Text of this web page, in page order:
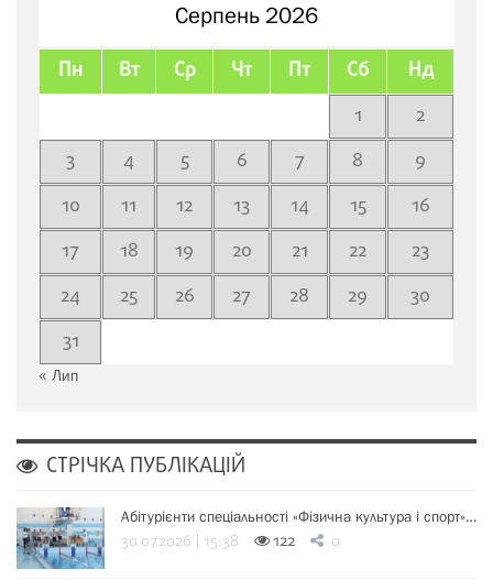
Серпень 2026
Пн Вт Ср Чт Пт Сб Нд
1
2
3
4 5 6 7 8
9
10
11 12 13 14 15
16
17
18 19 20 21 22
23
24
25 26 27 28 29
30
31
« Лип
СТРІЧКА ПУБЛІКАЦІЙ
Абітурієнти спеціальності «Фізична культура і спорт»…
30.07.2026 | 15:38 122 0